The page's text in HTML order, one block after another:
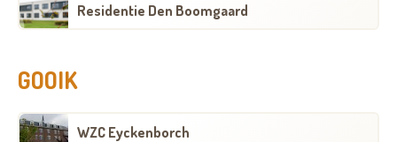
Residentie Den Boomgaard
GOOIK
WZC Eyckenborch